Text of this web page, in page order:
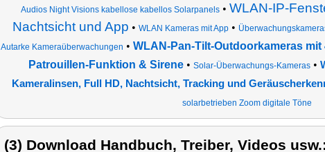
Audios Night Visions kabellose kabellos Solarpanels • WLAN-IP-
Nachtsicht und App • WLAN Kameras mit App•
Autarke Kameraüberwachungen • WLAN-Pan-Tilt-Outdoorkameras
Patrouillen-Funktion & Sirene • Solar-Überwachungs-Kameras •
Kameralinsen, Full HD, Nachtsicht, Tracking und
solarbetrieben Zoom digitale Töne
(3) Download Handbuch, Treiber, Videos usw.: